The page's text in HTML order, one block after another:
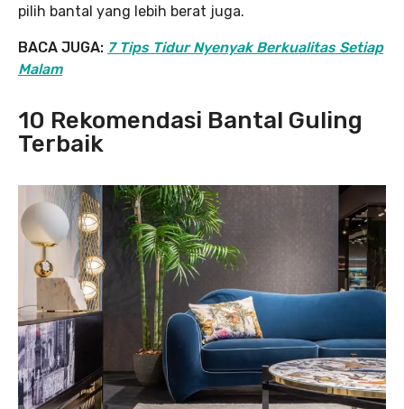
pilih bantal yang lebih berat juga.
BACA JUGA: 7 Tips Tidur Nyenyak Berkualitas Setiap
Malam
10 Rekomendasi Bantal Guling
Terbaik